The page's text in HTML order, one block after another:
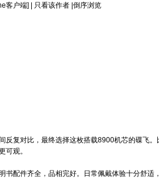
客户端] 只看该作者 倒序浏览
反复对比，最终选择这枚搭载8900机芯的碟飞
可观。
书配件齐全，品相完好。日常佩戴体验十分舒